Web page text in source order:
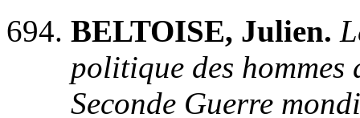
BELTOISE, Julien.
politique des
Seconde Guerre